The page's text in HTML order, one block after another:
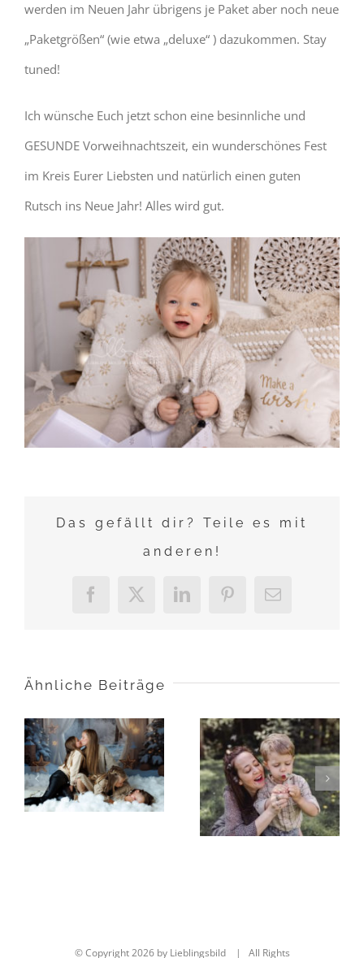
werden im Neuen Jahr übrigens je Paket aber noch neue
„Paketgrößen“ (wie etwa „deluxe“ ) dazukommen. Stay
tuned!
Ich wünsche Euch jetzt schon eine besinnliche und
GESUNDE Vorweihnachtszeit, ein wunderschönes Fest
im Kreis Eurer Liebsten und natürlich einen guten
Rutsch ins Neue Jahr! Alles wird gut.
Das gefällt dir? Teile es mit
anderen!
Facebook
X LinkedInPinterest
E-
Ähnliche Beiträge
Deine
Weihnachtsfotos
2025
Mom & Me
Aktion 2025
© Copyright2026 by Lieblingsbild | All Rights